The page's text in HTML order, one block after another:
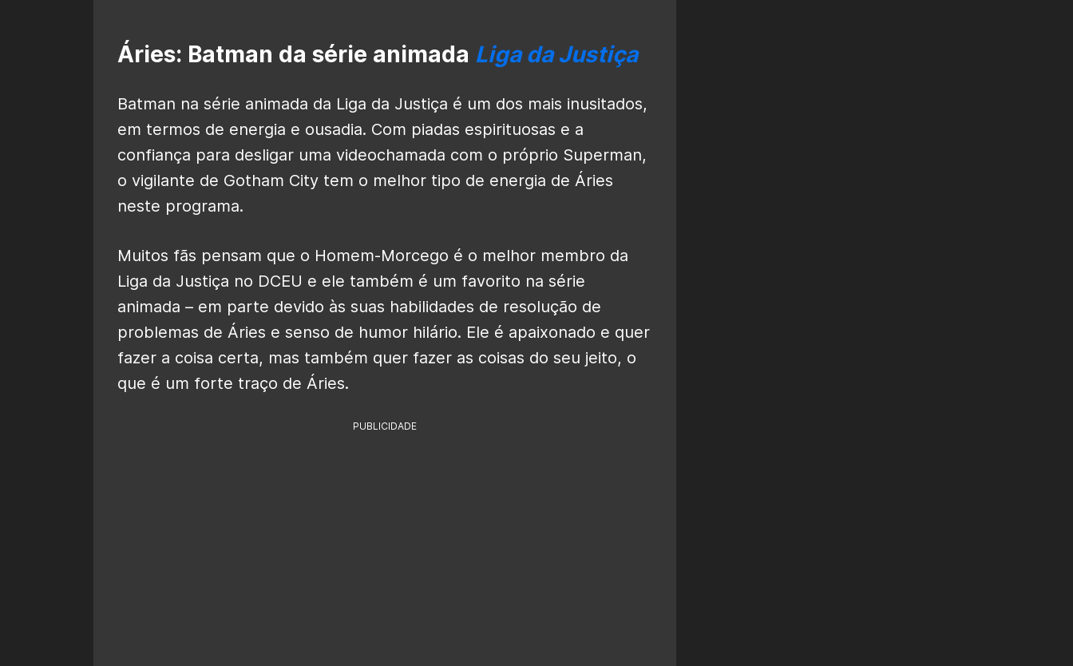
Áries: Batman da série animada Liga da Justiça
Batman na série animada da Liga da Justiça é um dos mais inusitados,
em termos de energia e ousadia. Com piadas espirituosas e a
confiança para desligar uma videochamada com o próprio Superman,
o vigilante de Gotham City tem o melhor tipo de energia de Áries
neste programa.
Muitos fãs pensam que o Homem-Morcego é o melhor membro da
Liga da Justiça no DCEU e ele também é um favorito na série
animada – em parte devido às suas habilidades de resolução de
problemas de Áries e senso de humor hilário. Ele é apaixonado e quer
fazer a coisa certa, mas também quer fazer as coisas do seu jeito, o
que é um forte traço de Áries.
PUBLICIDADE